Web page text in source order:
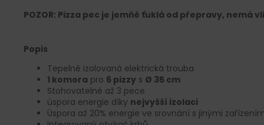
POZOR: Pizza pec je jemňě ťuklá od přepravy, nemá
Popis
Tepelně izolovaná elektrická trouba
1 komora pro 6 pizzy s Ø 35 cm
Stohovatelné až 3 pece
úspora energie díky nejvyšší izolaci
Úspora až 20% energie ve srovnání s jinými